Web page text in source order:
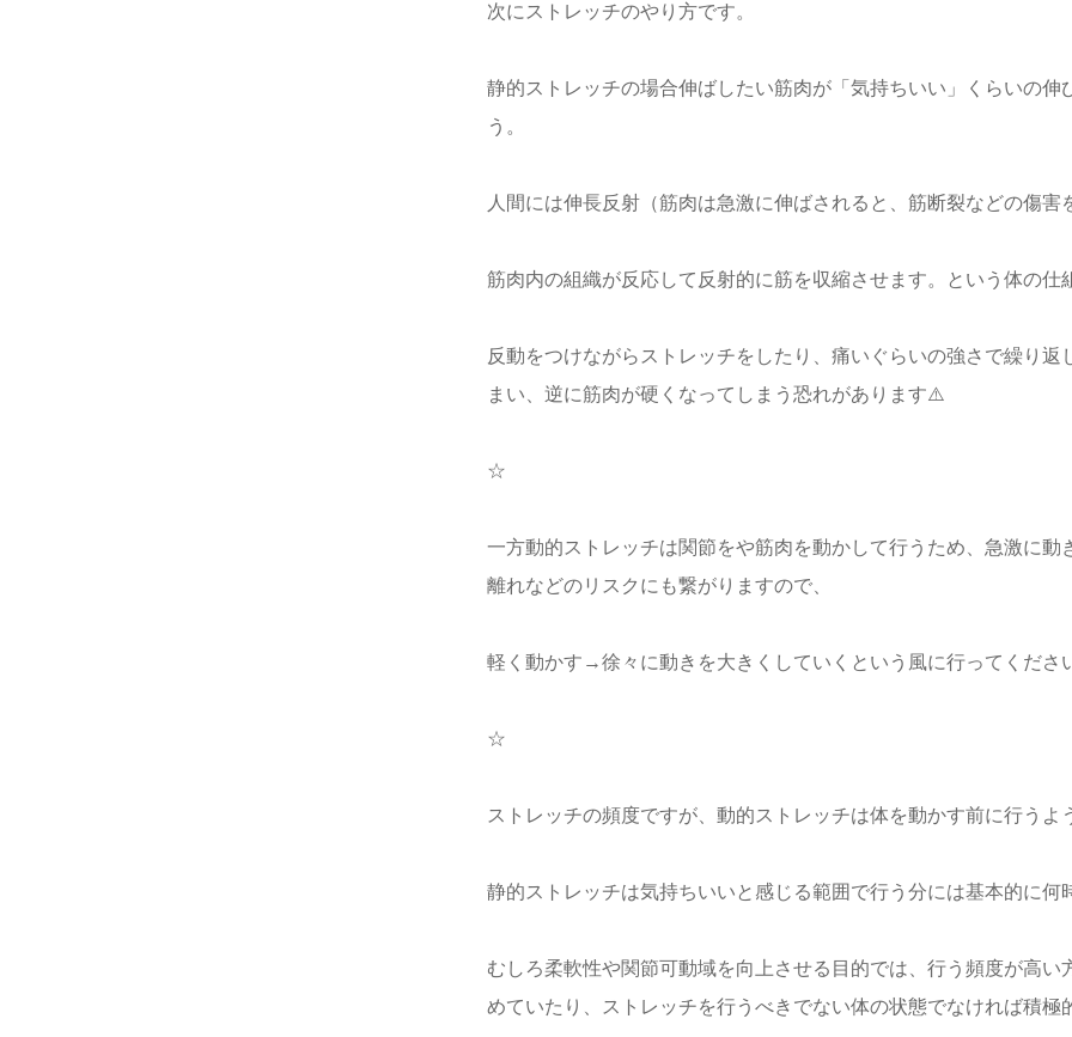
次にストレッチのやり方です。
静的ストレッチの場合伸ばしたい筋肉が「気持ちいい」くらいの
う。
人間には伸長反射（筋肉は急激に伸ばされると、筋断裂などの傷害
筋肉内の組織が反応して反射的に筋を収縮させます。という体の仕
反動をつけながらストレッチをしたり、痛いぐらいの強さで繰り
まい、逆に筋肉が硬くなってしまう恐れがあります⚠️
☆
一方動的ストレッチは関節をや筋肉を動かして行うため、急激に
離れなどのリスクにも繋がりますので、
軽く動かす→徐々に動きを大きくしていくという風に行ってくださ
☆
ストレッチの頻度ですが、動的ストレッチは体を動かす前に行うよ
静的ストレッチは気持ちいいと感じる範囲で行う分には基本的に何
むしろ柔軟性や関節可動域を向上させる目的では、行う頻度が高
めていたり、ストレッチを行うべきでない体の状態でなければ積極